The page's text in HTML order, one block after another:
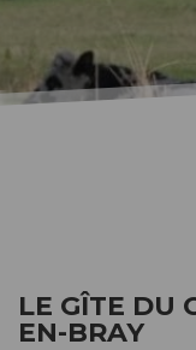
LE GÎTE DU
EN-BRAY